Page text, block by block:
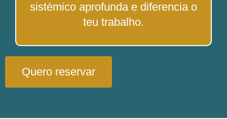
sistémico aprofunda e diferencia o
teu trabalho.
Quero reservar